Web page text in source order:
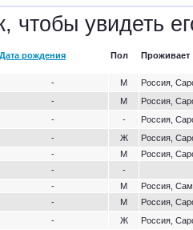
чтобы увидеть
Дата рождения Пол Проживает
- М
Россия,
- М
Россия,
- -
Россия,
- Ж
Россия,
- М
Россия,
-
-
- М
Россия,
- М
Россия,
- Ж
Россия,